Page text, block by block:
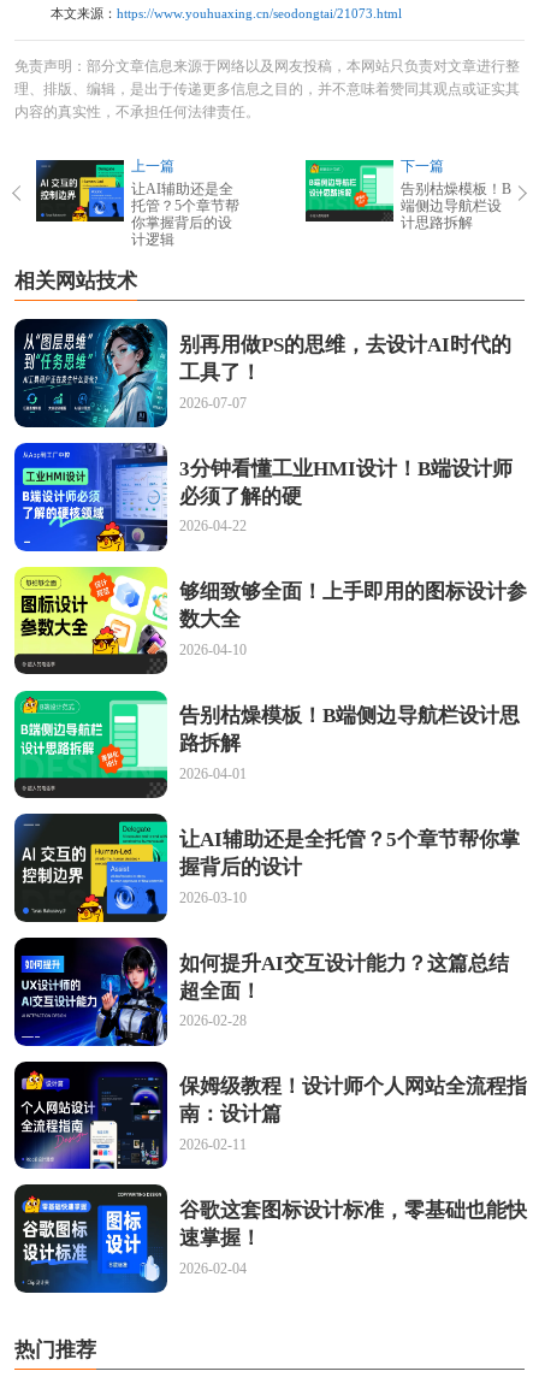
本文来源： https://www.youhuaxing.cn/seodongtai/21073.html
免责声明：部分文章信息来源于网络以及网友投稿，本网站只负责对文章进行整
理、排版、编辑，是出于传递更多信息之目的，并不意味着赞同其观点或证实其
内容的真实性，不承担任何法律责任。
上一篇
让AI辅助还是全
托管？5个章节帮
你掌握背后的设
计逻辑
下一篇
告别枯燥模板！B
端侧边导航栏设
计思路拆解
相关网站技术
别再用做PS的思维，去设计AI时代的
工具了！
2026-07-07
3分钟看懂工业HMI设计！B端设计师
必须了解的硬
2026-04-22
够细致够全面！上手即用的图标设计参
数大全
2026-04-10
告别枯燥模板！B端侧边导航栏设计思
路拆解
2026-04-01
让AI辅助还是全托管？5个章节帮你掌
握背后的设计
2026-03-10
如何提升AI交互设计能力？这篇总结
超全面！
2026-02-28
保姆级教程！设计师个人网站全流程指
南：设计篇
2026-02-11
谷歌这套图标设计标准，零基础也能快
速掌握！
2026-02-04
热门推荐